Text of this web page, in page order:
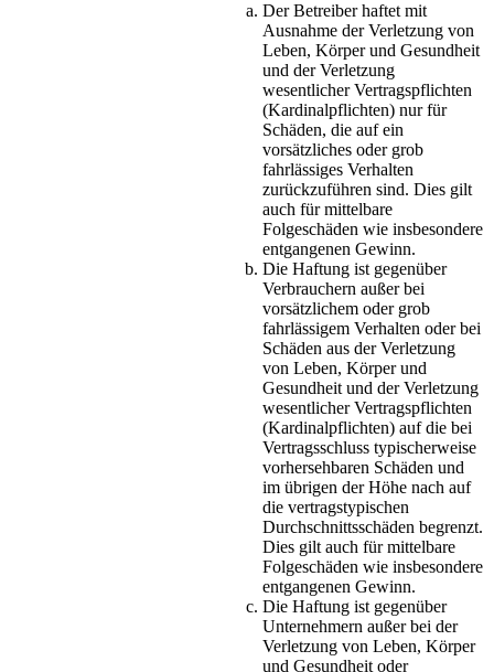
Der Betreiber haftet mit
Ausnahme der Verletzung von
Leben, Körper und Gesundheit
und der Verletzung
wesentlicher Vertragspflichten
(Kardinalpflichten) nur für
Schäden, die auf ein
vorsätzliches oder grob
fahrlässiges Verhalten
zurückzuführen sind. Dies gilt
auch für mittelbare
Folgeschäden wie insbesondere
entgangenen Gewinn.
Die Haftung ist gegenüber
Verbrauchern außer bei
vorsätzlichem oder grob
fahrlässigem Verhalten oder bei
Schäden aus der Verletzung
von Leben, Körper und
Gesundheit und der Verletzung
wesentlicher Vertragspflichten
(Kardinalpflichten) auf die bei
Vertragsschluss typischerweise
vorhersehbaren Schäden und
im übrigen der Höhe nach auf
die vertragstypischen
Durchschnittsschäden begrenzt.
Dies gilt auch für mittelbare
Folgeschäden wie insbesondere
entgangenen Gewinn.
Die Haftung ist gegenüber
Unternehmern außer bei der
Verletzung von Leben, Körper
und Gesundheit oder